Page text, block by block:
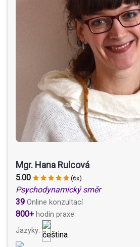
Mgr. Hana Rulcová
5.00 (6x)
Psychodynamický směr
39 Online konzultací
800+ hodin praxe
Jazyky: